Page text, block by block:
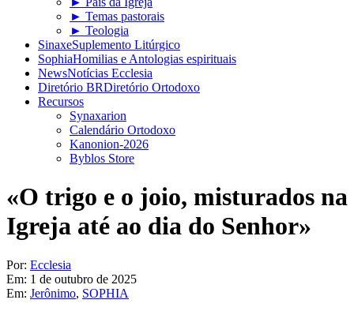
► Temas pastorais
► Teologia
SinaxeSuplemento Litúrgico
SophiaHomilias e Antologias espirituais
NewsNotícias Ecclesia
Diretório BRDiretório Ortodoxo
Recursos
Synaxarion
Calendário Ortodoxo
Kanonion-2026
Byblos Store
«O trigo e o joio, misturados na
Igreja até ao dia do Senhor»
Por: Ecclesia
Em: 1 de outubro de 2025
Em: Jerônimo, SOPHIA